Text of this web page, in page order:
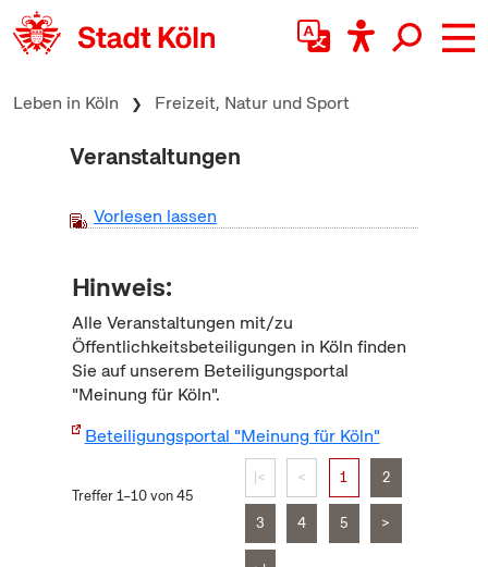
zum Inhalt springen
Leben in Köln Freizeit, Natur und Sport
Veranstaltungen
Vorlesen lassen
Hinweis:
Alle Veranstaltungen mit/zu
Öffentlichkeitsbeteiligungen in Köln finden
Sie auf unserem Beteiligungsportal
"Meinung für Köln".
Beteiligungsportal "Meinung für Köln"
Treffer 1–10 von 45
|< < 1 2
3 4 5 >